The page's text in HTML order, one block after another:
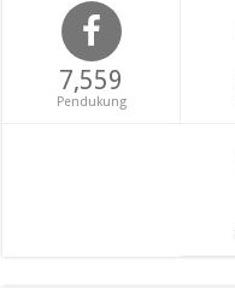
7,559
Pendukung